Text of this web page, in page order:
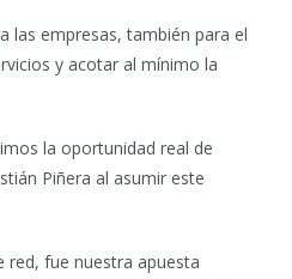
las empresas, también para el
y acotar al mínimo la
la oportunidad real de
Piñera al asumir este
red, fue nuestra apuesta